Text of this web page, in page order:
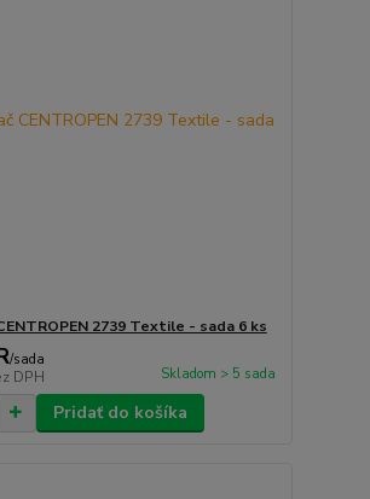
2739 Textile - sada 6 ks
/sada
DPH Skladom > 5 sada
Pridať do košíka